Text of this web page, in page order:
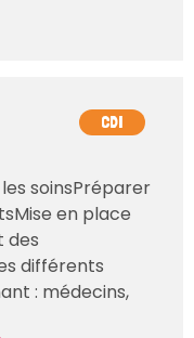
CDI
soinsPréparer
en place
des
différents
: médecins,